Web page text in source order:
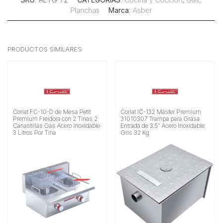
Planchas
Marca: Asber
PRODUCTOS SIMILARES
Coriat FC-10-D de Mesa Petit
Premium Freidora con 2 Tinas 2
Canastillas Gas Acero Inoxidable
3 Litros Por Tina
Coriat IC-132 Máster Premium
31010307 Trampa para Grasa
Entrada de 3.5″ Acero Inoxidable
Gris 32 Kg